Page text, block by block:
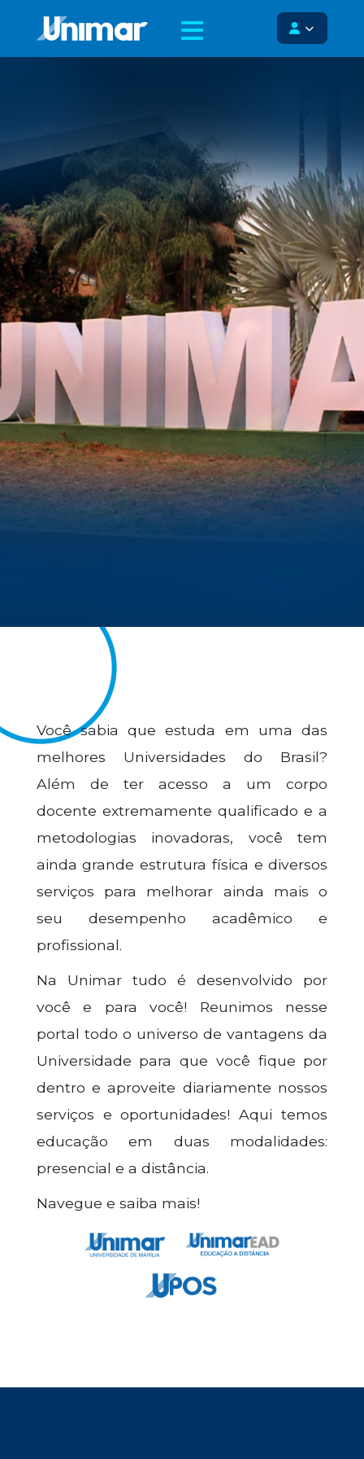
Você sabia que estuda em uma das
melhores Universidades do Brasil?
Além de ter acesso a um corpo
docente extremamente qualificado e a
metodologias inovadoras, você tem
ainda grande estrutura física e diversos
serviços para melhorar ainda mais o
seu desempenho acadêmico e
profissional.
Na Unimar tudo é desenvolvido por
você e para você! Reunimos nesse
portal todo o universo de vantagens da
Universidade para que você fique por
dentro e aproveite diariamente nossos
serviços e oportunidades! Aqui temos
educação em duas modalidades:
presencial e a distância.
Navegue e saiba mais!